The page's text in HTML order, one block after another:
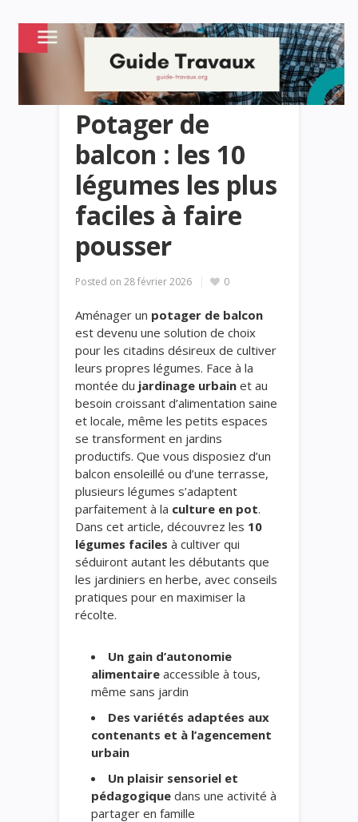
Potager de
balcon : les 10
légumes les plus
faciles à faire
pousser
Posted on 28 février 2026 0
Aménager un potager de balcon
est devenu une solution de choix
pour les citadins désireux de cultiver
leurs propres légumes. Face à la
montée du jardinage urbain et au
besoin croissant d’alimentation saine
et locale, même les petits espaces
se transforment en jardins
productifs. Que vous disposiez d’un
balcon ensoleillé ou d’une terrasse,
plusieurs légumes s’adaptent
parfaitement à la culture en pot.
Dans cet article, découvrez les 10
légumes faciles à cultiver qui
séduiront autant les débutants que
les jardiniers en herbe, avec conseils
pratiques pour en maximiser la
récolte.
Un gain d’autonomie
alimentaire accessible à tous,
même sans jardin
Des variétés adaptées aux
contenants et à l’agencement
urbain
Un plaisir sensoriel et
pédagogique dans une activité à
partager en famille